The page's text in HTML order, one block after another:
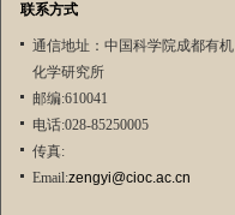
联系方式
通信地址：中国科学院成都有机
化学研究所
邮编:610041
电话:028-85250005
传真:
Email:zengyi@cioc.ac.cn